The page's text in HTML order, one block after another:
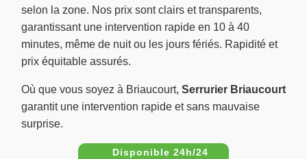
selon la zone. Nos prix sont clairs et transparents,
garantissant une intervention rapide en 10 à 40
minutes, même de nuit ou les jours fériés. Rapidité et
prix équitable assurés.
Où que vous soyez à Briaucourt, Serrurier Briaucourt
garantit une intervention rapide et sans mauvaise
surprise.